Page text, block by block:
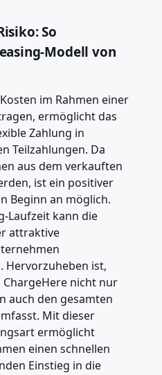
So
Modell von
im Rahmen einer
ermöglicht das
Zahlung in
Teilzahlungen. Da
aus dem verkauften
ist ein positiver
Beginn an möglich.
Laufzeit kann die
attraktive
Hervorzuheben ist,
nicht nur
auch den gesamten
Mit dieser
ermöglicht
einen schnellen
Einstieg in die